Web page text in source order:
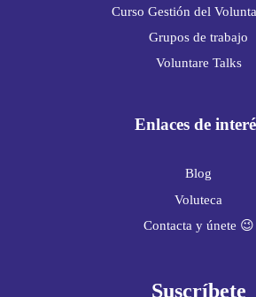
Curso Gestión del
Grupos de trabajo
Voluntare Talks
Enlaces de
Blog
Voluteca
Contacta y únete 😉
Suscríbete